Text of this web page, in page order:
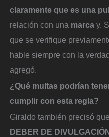
claramente que es una
relación con una marca y.
que se verifique
hable siempre con la
agregó.
¿Qué multas podrían
cumplir con esta regla?
Giraldo también precisó
DEBER DE